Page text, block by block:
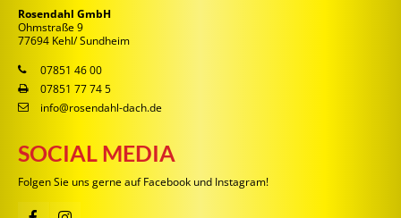
Rosendahl GmbH
Ohmstraße 9
77694 Kehl/ Sundheim
07851 46 00
07851 77 74 5
info@rosendahl-dach.de
SOCIAL MEDIA
Folgen Sie uns gerne auf Facebook und Instagram!